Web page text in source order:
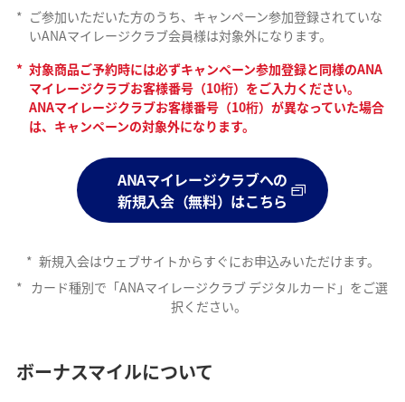
* ご参加いただいた方のうち、キャンペーン参加登録されていな
いANAマイレージクラブ会員様は対象外になります。
* 対象商品ご予約時には必ずキャンペーン参加登録と同様のANA
マイレージクラブお客様番号（10桁）をご入力ください。
ANAマイレージクラブお客様番号（10桁）が異なっていた場合
は、キャンペーンの対象外になります。
ANAマイレージクラブへの
新規入会（無料）はこちら
* 新規入会はウェブサイトからすぐにお申込みいただけます。
* カード種別で「ANAマイレージクラブ デジタルカード」をご選
択ください。
ボーナスマイルについて